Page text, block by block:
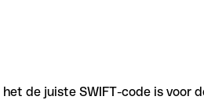
de juiste SWIFT-code is voor